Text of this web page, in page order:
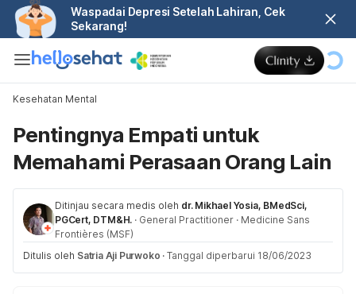
Waspadai Depresi Setelah Lahiran, Cek
Sekarang!
Kesehatan Mental
Pentingnya Empati untuk
Memahami Perasaan Orang Lain
Ditinjau secara medis oleh dr. Mikhael Yosia, BMedSci,
PGCert, DTM&H. · General Practitioner · Medicine Sans
Frontières (MSF)
Ditulis oleh Satria Aji Purwoko · Tanggal diperbarui 18/06/2023